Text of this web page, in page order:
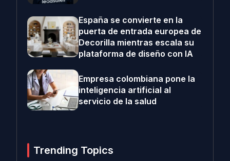
España se convierte en la
puerta de entrada europea de
Decorilla mientras escala su
plataforma de diseño con IA
Empresa colombiana pone la
inteligencia artificial al
servicio de la salud
Trending Topics